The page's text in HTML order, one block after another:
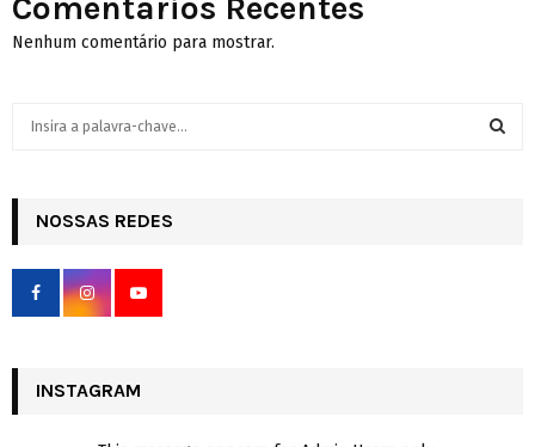
Nenhum comentário para mostrar.
h
f
r
NOSSAS REDES
INSTAGRAM